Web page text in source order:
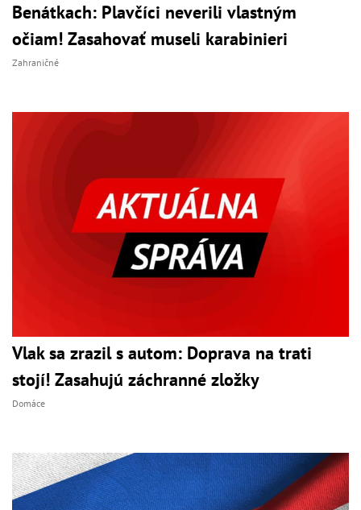
Benátkach: Plavčíci neverili vlastným
očiam! Zasahovať museli karabinieri
Zahraničné
Vlak sa zrazil s autom: Doprava na trati
stojí! Zasahujú záchranné zložky
Domáce